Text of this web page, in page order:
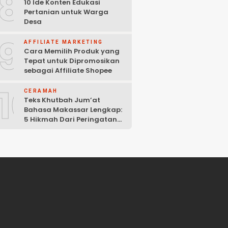
10 Ide Konten Edukasi
Pertanian untuk Warga
Desa
AFFILIATE MARKETING
Cara Memilih Produk yang
Tepat untuk Dipromosikan
sebagai Affiliate Shopee
CERAMAH
Teks Khutbah Jum’at
Bahasa Makassar Lengkap:
5 Hikmah Dari Peringatan